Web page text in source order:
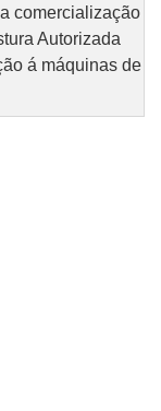
comercialização
Autorizada
á máquinas de